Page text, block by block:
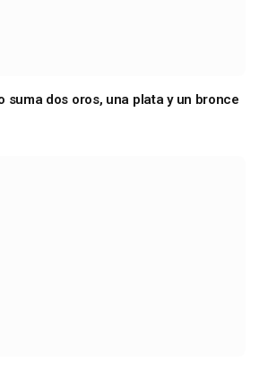
suma dos oros, una plata y un bronce